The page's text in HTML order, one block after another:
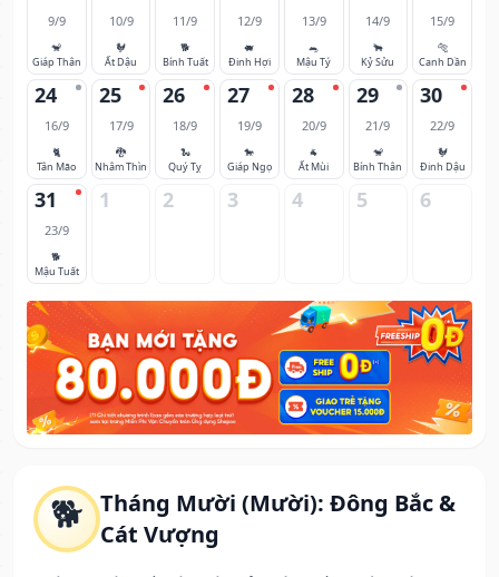
🐕 Tháng Mười (Mười): Đông Bắc &
Cát Vượng
9/9
🐒
Giáp Thân
10/9
🐓
Ất Dậu
11/9
🐕
Bính Tuất
12/9
🐖
Đinh Hợi
13/9
🐀
Mậu Tý
14/9
🐂
Kỷ Sửu
15/9
🐅
Canh Dần
24
16/9
🐈
Tân Mão
25
17/9
🐉
Nhâm Thìn
26
18/9
🐍
Quý Tỵ
27
19/9
🐎
Giáp Ngọ
28
20/9
🐐
Ất Mùi
29
21/9
🐒
Bính Thân
30
22/9
🐓
Đinh Dậu
31
23/9
🐕
Mậu Tuất
1 2 3 4 5 6